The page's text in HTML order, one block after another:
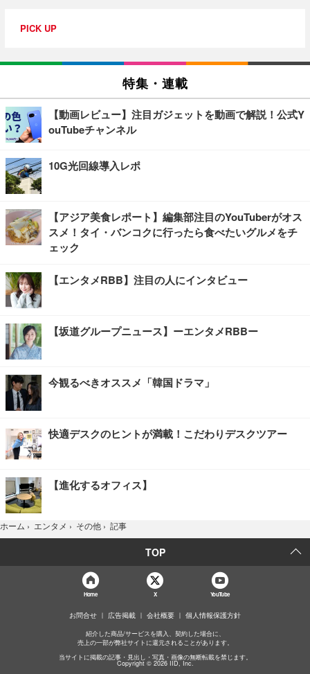
PICK UP
特集・連載
【動画レビュー】注目ガジェットを動画で解説！公式Y
ouTubeチャンネル
10G光回線導入レポ
【アジア美食レポート】編集部注目のYouTuberがオス
スメ！タイ・バンコクに行ったら食べたいグルメをチ
ェック
【エンタメRBB】注目の人にインタビュー
【坂道グループニュース】ーエンタメRBBー
今観るべきオススメ「韓国ドラマ」
快適デスクのヒントが満載！こだわりデスクツアー
【進化するオフィス】
ホーム › エンタメ › その他 › 記事
TOP
Home X YouTube
お問合せ 広告掲載 会社概要 個人情報保護方針
紹介した商品/サービスを購入、契約した場合に、
売上の一部が弊社サイトに還元されることがあります。
当サイトに掲載の記事・見出し・写真・画像の無断転載を禁じます。
Copyright © 2026 IID, Inc.